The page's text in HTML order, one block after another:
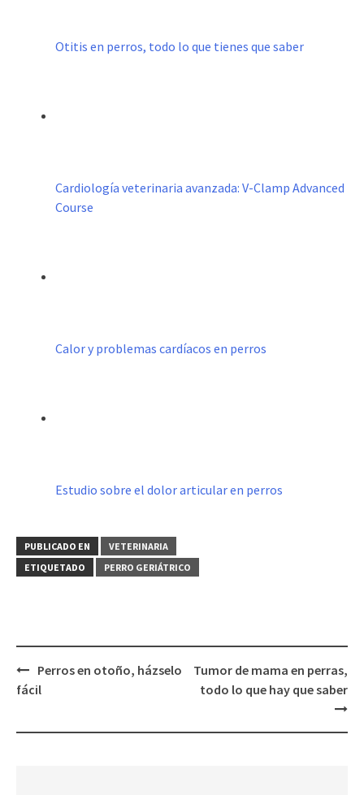
Otitis en perros, todo lo que tienes que saber
Cardiología veterinaria avanzada: V-Clamp Advanced
Course
Calor y problemas cardíacos en perros
Estudio sobre el dolor articular en perros
PUBLICADO EN
VETERINARIA
ETIQUETADO
PERRO GERIÁTRICO
Navegación
de
Perros en otoño, házselo
fácil
Tumor de mama en perras,
todo lo que hay que saber